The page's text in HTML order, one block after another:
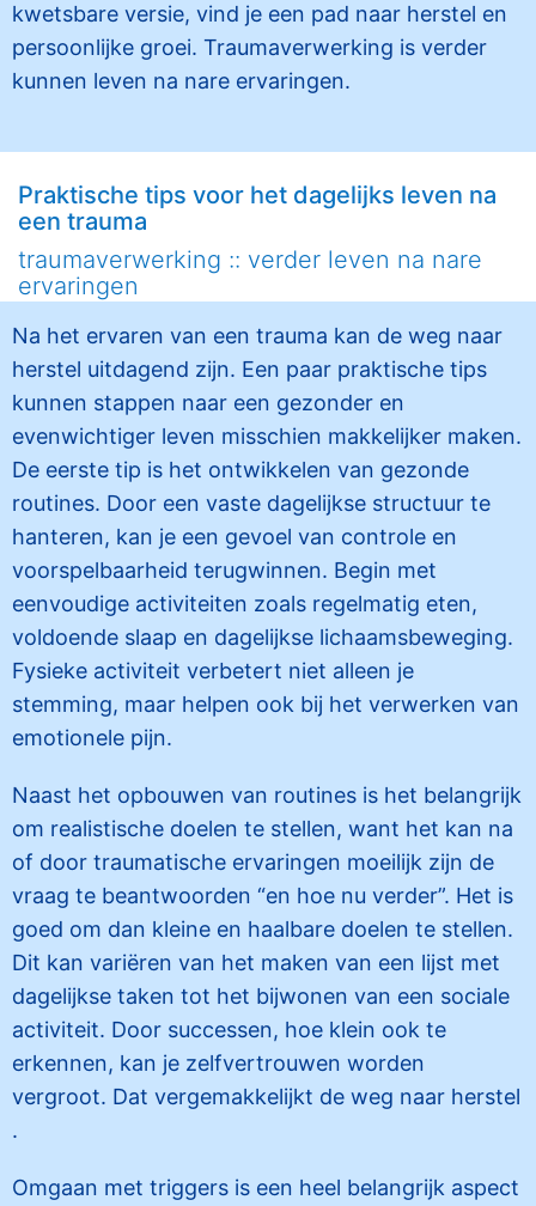
kwetsbare versie, vind je een pad naar herstel en
persoonlijke groei. Traumaverwerking is verder
kunnen leven na nare ervaringen.
Praktische tips voor het dagelijks leven na
een trauma
traumaverwerking :: verder leven na nare
ervaringen
Na het ervaren van een trauma kan de weg naar
herstel uitdagend zijn. Een paar praktische tips
kunnen stappen naar een gezonder en
evenwichtiger leven misschien makkelijker maken.
De eerste tip is het ontwikkelen van gezonde
routines. Door een vaste dagelijkse structuur te
hanteren, kan je een gevoel van controle en
voorspelbaarheid terugwinnen. Begin met
eenvoudige activiteiten zoals regelmatig eten,
voldoende slaap en dagelijkse lichaamsbeweging.
Fysieke activiteit verbetert niet alleen je
stemming, maar helpen ook bij het verwerken van
emotionele pijn.
Naast het opbouwen van routines is het belangrijk
om realistische doelen te stellen, want het kan na
of door traumatische ervaringen moeilijk zijn de
vraag te beantwoorden “en hoe nu verder”. Het is
goed om dan kleine en haalbare doelen te stellen.
Dit kan variëren van het maken van een lijst met
dagelijkse taken tot het bijwonen van een sociale
activiteit. Door successen, hoe klein ook te
erkennen, kan je zelfvertrouwen worden
vergroot. Dat vergemakkelijkt de weg naar herstel
.
Omgaan met triggers is een heel belangrijk aspect